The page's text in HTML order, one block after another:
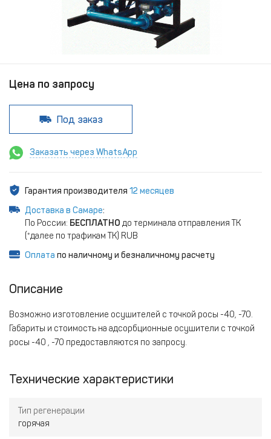
Цена по запросу
Под заказ
Заказать через WhatsApp
Гарантия производителя 12 месяцев
Доставка в Самаре:
По России: БЕСПЛАТНО до терминала отправления ТК
(*далее по трафикам ТК) RUB
Оплата по наличному и безналичному расчету
Описание
Возможно изготовление осушителей с точкой росы -40, -70.
Габариты и стоимость на адсорбционные осушители с точкой
росы -40 , -70 предоставляются по запросу.
Технические характеристики
Тип регенерации
горячая